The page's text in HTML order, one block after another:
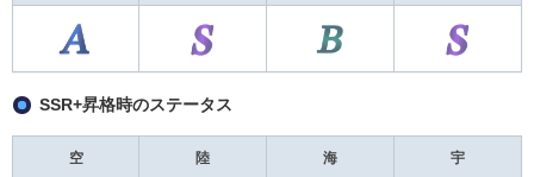
SSR+昇格時のステータス
空 陸 海 宇